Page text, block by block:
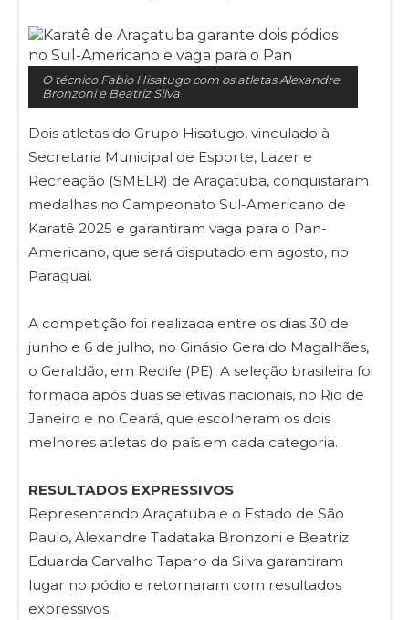
O técnico Fabio Hisatugo com os atletas Alexandre
Bronzoni e Beatriz Silva
Dois atletas do Grupo Hisatugo, vinculado à
Secretaria Municipal de Esporte, Lazer e
Recreação (SMELR) de Araçatuba, conquistaram
medalhas no Campeonato Sul-Americano de
Karatê 2025 e garantiram vaga para o Pan-
Americano, que será disputado em agosto, no
Paraguai.
A competição foi realizada entre os dias 30 de
junho e 6 de julho, no Ginásio Geraldo Magalhães,
o Geraldão, em Recife (PE). A seleção brasileira foi
formada após duas seletivas nacionais, no Rio de
Janeiro e no Ceará, que escolheram os dois
melhores atletas do país em cada categoria.
RESULTADOS EXPRESSIVOS
Representando Araçatuba e o Estado de São
Paulo, Alexandre Tadataka Bronzoni e Beatriz
Eduarda Carvalho Taparo da Silva garantiram
lugar no pódio e retornaram com resultados
expressivos.